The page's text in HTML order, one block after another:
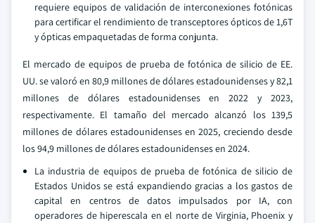
requiere equipos de validación de interconexiones fotónicas
para certificar el rendimiento de transceptores ópticos de 1,6T
y ópticas empaquetadas de forma conjunta.
El mercado de equipos de prueba de fotónica de silicio de EE.
UU. se valoró en 80,9 millones de dólares estadounidenses y 82,1
millones de dólares estadounidenses en 2022 y 2023,
respectivamente. El tamaño del mercado alcanzó los 139,5
millones de dólares estadounidenses en 2025, creciendo desde
los 94,9 millones de dólares estadounidenses en 2024.
La industria de equipos de prueba de fotónica de silicio de
Estados Unidos se está expandiendo gracias a los gastos de
capital en centros de datos impulsados por IA, con
operadores de hiperescala en el norte de Virginia, Phoenix y